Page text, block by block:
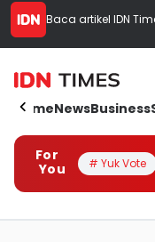
Baca artikel IDN
HomeNewsBusiness
For
You
# Yuk Vote